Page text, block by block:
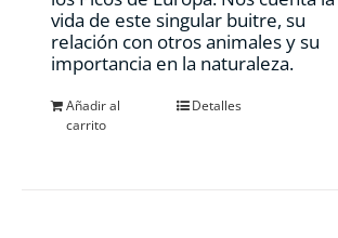
vida de este singular buitre, su
relación con otros animales y su
importancia en la naturaleza.
Añadir al
carrito
Detalles